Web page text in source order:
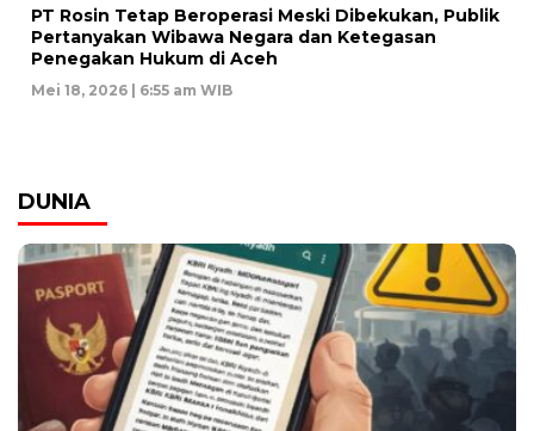
PT Rosin Tetap Beroperasi Meski Dibekukan, Publik
Pertanyakan Wibawa Negara dan Ketegasan
Penegakan Hukum di Aceh
Mei 18, 2026 | 6:55 am WIB
DUNIA